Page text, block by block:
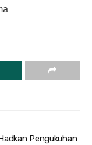
Pengukuhan